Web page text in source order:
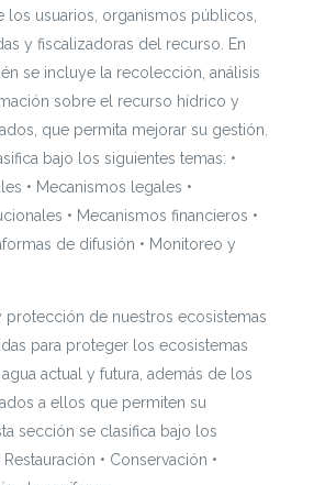
los usuarios, organismos públicos,
y fiscalizadoras del recurso. En
se incluye la recolección, análisis
sobre el recurso hídrico y
que permita mejorar su gestión.
bajo los siguientes temas: •
• Mecanismos legales •
• Mecanismos financieros •
de difusión • Monitoreo y
protección de nuestros ecosistemas
para proteger los ecosistemas
actual y futura, además de los
a ellos que permiten su
sección se clasifica bajo los
• Conservación •